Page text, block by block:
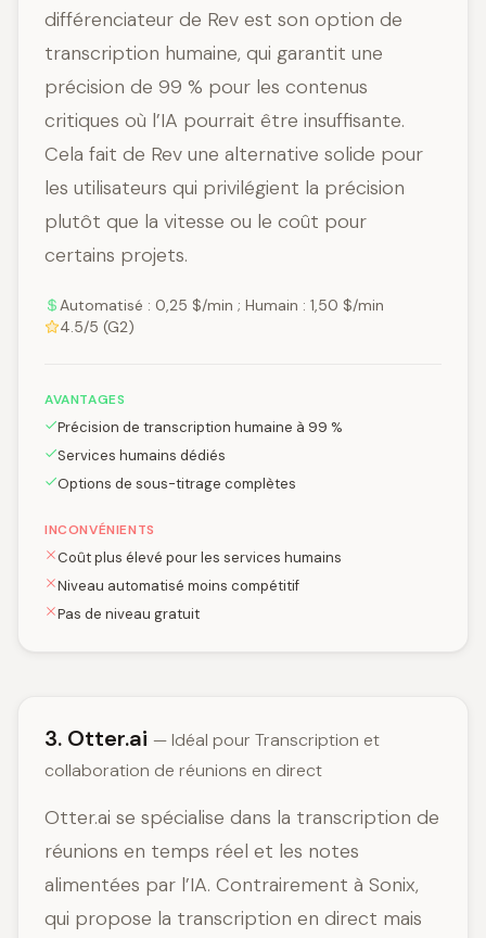
différenciateur de Rev est son option de
transcription humaine, qui garantit une
précision de 99 % pour les contenus
critiques où l’IA pourrait être insuffisante.
Cela fait de Rev une alternative solide pour
les utilisateurs qui privilégient la précision
plutôt que la vitesse ou le coût pour
certains projets.
Automatisé : 0,25 $/min ; Humain : 1,50 $/min
4.5/5 (G2)
AVANTAGES
Précision de transcription humaine à 99 %
Services humains dédiés
Options de sous-titrage complètes
INCONVÉNIENTS
Coût plus élevé pour les services humains
Niveau automatisé moins compétitif
Pas de niveau gratuit
3. Otter.ai — Idéal pour Transcription et
collaboration de réunions en direct
Otter.ai se spécialise dans la transcription de
réunions en temps réel et les notes
alimentées par l’IA. Contrairement à Sonix,
qui propose la transcription en direct mais